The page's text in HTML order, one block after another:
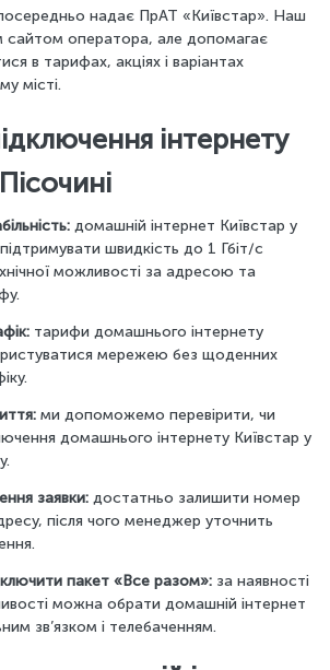
надає ПрАТ «Київстар». Наш
сайтом оператора, але допомагає
в тарифах, акціях і варіантах
місті.
інтернету
домашній інтернет Київстар у
швидкість до 1 Гбіт/с
можливості за адресою та
тарифи домашнього інтернету
мережею без щоденних
ми допоможемо перевірити, чи
домашнього інтернету Київстар у
заявки: достатньо залишити номер
після чого менеджер уточнить
пакет «Все разом»: за наявності
можна обрати домашній інтернет
зв’язком і телебаченням.